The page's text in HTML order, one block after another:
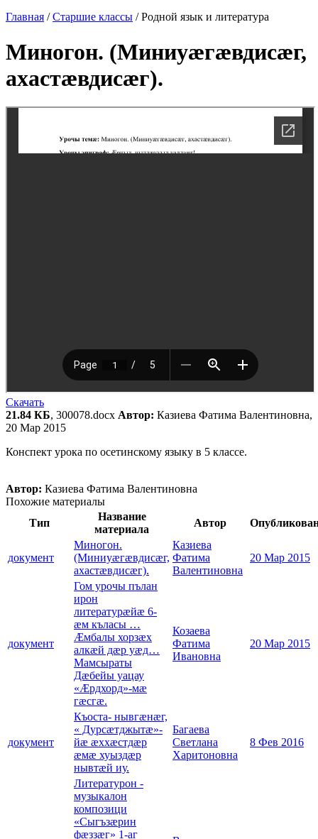
Главная /Старшие классы /Родной язык и литература
Миногон. (Миниуæгæвдисæг,
ахастæвдисæг).
Скачать
21.84 КБ, 300078.docx Автор: Казиева Фатима Валентиновна,
20 Мар 2015
Конспект урока по осетинскому языку в 5 классе.
Автор: Казиева Фатима Валентиновна
Похожие материалы
Тип
Название
материала
Автор
документ
Миногон.
(Миниуæгæвдисæг,
ахастæвдисæг).
Казиева
Фатима
Валентиновна
20 Мар 2015
документ
Гом урочы пълан
ирон
литературæйæ 6-
æм къласы …
Æмбалы хорзæх
алкæй дæр уæд…
Мамсыраты
Дæбейы уацау
«Æрдхорд»-мæ
гæсгæ.
Козаева
Фатима
Ивановна
20 Мар 2015
документ
Къоста- нывгæнæг,
« Дурсæтджытæ»-
йæ æххæстдæр
æмæ хуыздæр
нывтæй иу.
Багаева
Светлана
Харитоновна
8 Фев 2016
Литературон -
музыкалон
композици
«Сыгъзæрин
фæззæг» 1-аг